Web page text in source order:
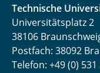
Technische
Universitätsplatz 2
38106
Postfach: 38092
Telefon: +49 (0) 531